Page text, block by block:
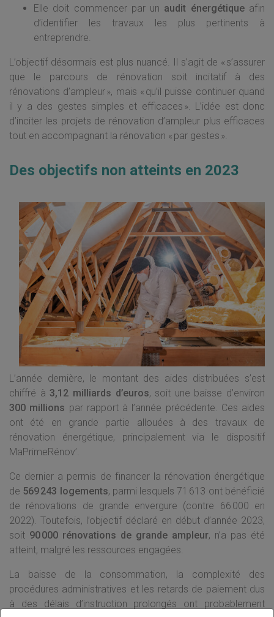
Elle doit commencer par un audit énergétiqueafin
d’identifier les travaux les plus pertinents à
entreprendre.
L’objectif désormais est plus nuancé. Il s’agit de « s’assurer
que le parcours de rénovation soit incitatif à des
rénovations d’ampleur », mais « qu’il puisse continuer quand
il y a des gestes simples et efficaces ». L’idée est donc
d’inciter les projets de rénovation d’ampleur plus efficaces
tout en accompagnant la rénovation « par gestes ».
Des objectifs non atteints en 2023
L’année dernière, le montant des aides distribuées s’est
chiffré à3,12 milliards d’euros, soit une baisse d’environ
300 millions par rapport à l’année précédente. Ces aides
ont été en grande partie allouées à des travaux de
rénovation énergétique, principalement via le dispositif
MaPrimeRénov’.
Ce dernier a permis de financer la rénovation énergétique
de 569 243 logements, parmi lesquels 71 613 ont bénéficié
de rénovations de grande envergure (contre 66 000 en
2022). Toutefois, l’objectif déclaré en début d’année 2023,
soit 90 000 rénovations de grande ampleur, n’a pas été
atteint, malgré les ressources engagées.
La baisse de la consommation, la complexité des
procédures administratives et les retards de paiement dus
à des délais d’instruction prolongés ont probablement